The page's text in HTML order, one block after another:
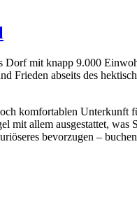
mit knapp 9.000
Frieden abseits des
komfortablen
mit allem ausgestattet,
bevorzugen –